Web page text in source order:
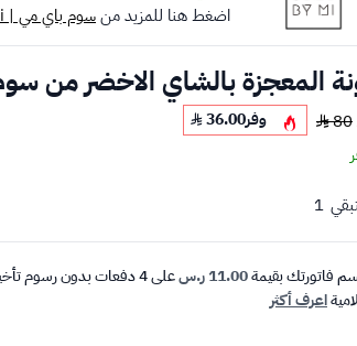
اضغط هنا للمزيد منسوم باي مي | Some by mi
المعجزة بالشاي الاخضر من سوم
80 وفر36.00
1
فاتورتك بقيمة11.00 ر.س على4دفعات بدون رسوم
اعرف أكثر